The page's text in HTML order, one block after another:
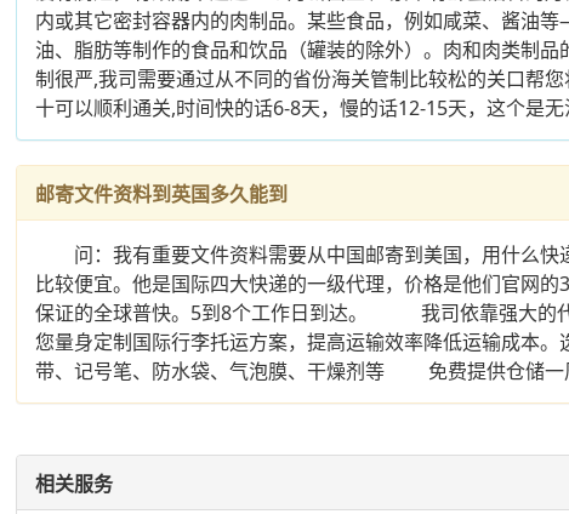
内或其它密封容器内的肉制品。某些食品，例如咸菜、酱
油、脂肪等制作的食品和饮品（罐装的除外）。肉和肉类
制很严,我司需要通过从不同的省份海关管制比较松的关口帮
十可以顺利通关,时间快的话6-8天，慢的话12-15天，这个是无
邮寄文件资料到英国多久能到
问：我有重要文件资料需要从中国邮寄到美国，用什么
比较便宜。他是国际四大快递的一级代理，价格是他们官网
保证的全球普快。5到8个工作日到达。 我司依靠强大的代
您量身定制国际行李托运方案，提高运输效率降低运输
带、记号笔、防水袋、气泡膜、干燥剂等 免费提供仓储一
相关服务